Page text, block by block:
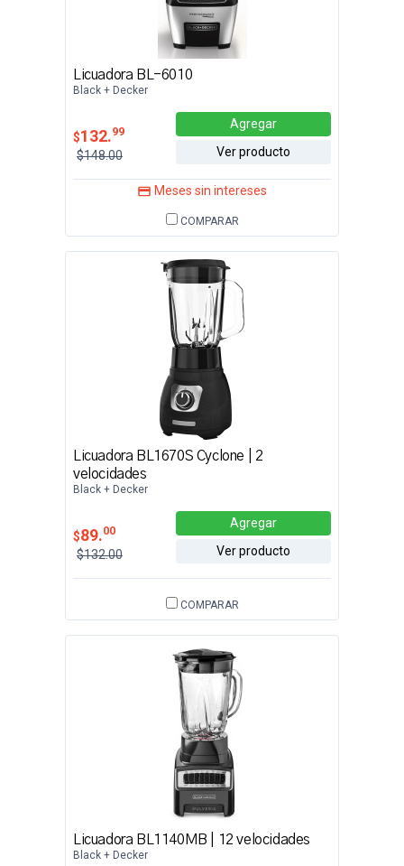
Licuadora BL-6010
Black + Decker
$132.99
$148.00
Agregar
Ver producto
Meses sin intereses
COMPARAR
Licuadora BL1670S Cyclone | 2
velocidades
Black + Decker
$89.00
$132.00
Agregar
Ver producto
COMPARAR
Licuadora BL1140MB | 12 velocidades
Black + Decker